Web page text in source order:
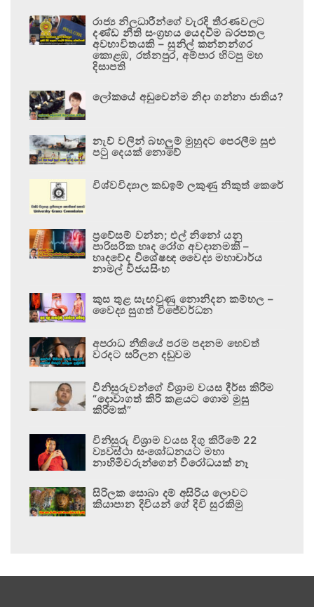
රාජ්‍ය නිලධාරීන්ගේ වැරදි තීරණවලට
දණ්ඩ නීති සංග්‍රහය යෙදවීම බරපතල
අවභාවිතයකි – සුනිල් කන්නන්ගර
කොළඹ, රත්නපුර, අම්පාර හිටපු මහ
දිසාපති
ලෝකයේ අඩුවෙන්ම නිදා ගන්නා ජාතිය?
නැව් වලින් බහලුම් මුහුදට පෙරලීම සුළු
පටු දෙයක් නොවේ
විශ්වවිද්‍යාල කඩඉම් ලකුණු නිකුත් කෙරේ
ප්‍රවේසම් වන්න; එල් නිනෝ යනු
පාරිසරික හෘද රෝග අවදානමකි –
හෘදවේද විශේෂඥ වෛද්‍ය මහාචාර්ය
නාමල් විජයසිංහ
කුස තුළ සැඟවුණු නොනිදන කම්හල –
වෛද්‍ය සුගත් විජේවර්ධන
අපරාධ නීතියේ පරම පදනම හෙවත්
වරදට සරිලන දඬුවම
විනිසුරුවන්ගේ විශ්‍රාම වයස දීර්ඝ කිරීම
“දොවාගත් කිරි කළයට ගොම මුසු
කිරීමක්”
විනිසුරු විශ්‍රාම වයස දිගු කිරීමේ 22
ව්‍යවස්ථා සංශෝධනයට මහා
නාහිමිවරුන්ගෙන් විරෝධයක් නෑ
සිරිලක සොබා දම් අසිරිය ලොවට
කියාපාන දිවියන් ගේ දිවි සුරකිමු